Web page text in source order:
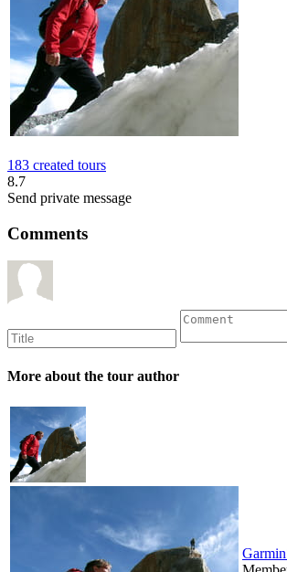
183 created tours
8.7
Send private message
Comments
More about the tour author